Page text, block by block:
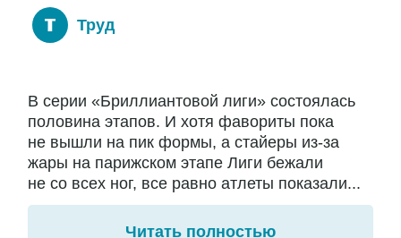
Труд
В серии «Бриллиантовой лиги» состоялась
половина этапов. И хотя фавориты пока
не вышли на пик формы, а стайеры из-за
жары на парижском этапе Лиги бежали
не со всех ног, все равно атлеты показали...
Читать полностью